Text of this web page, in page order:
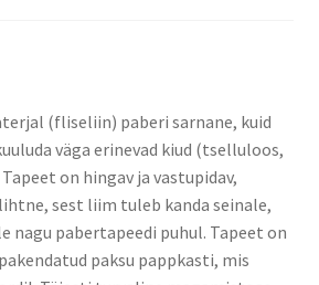
(fliseliin) paberi sarnane, kuid
väga erinevad kiud (tselluloos,
on hingav ja vastupidav,
sest liim tuleb kanda seinale,
nagu pabertapeedi puhul. Tapeet on
paksu pappkasti, mis